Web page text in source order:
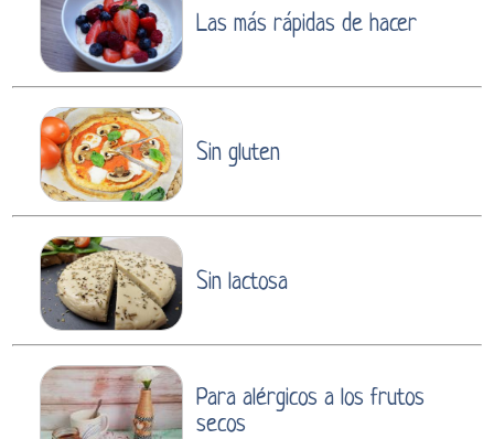
Las más rápidas de hacer
Sin gluten
Sin lactosa
Para alérgicos a los frutos
secos